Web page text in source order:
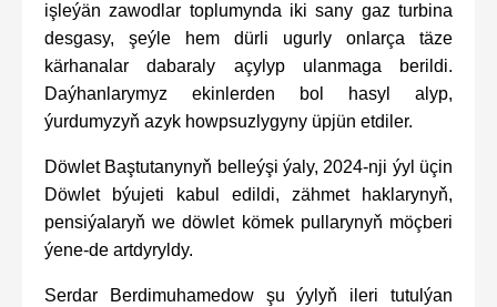
işleýän zawodlar toplumynda iki sany gaz turbina
desgasy, şeýle hem dürli ugurly onlarça täze
kärhanalar dabaraly açylyp ulanmaga berildi.
Daýhanlarymyz ekinlerden bol hasyl alyp,
ýurdumyzyň azyk howpsuzlygyny üpjün etdiler.
Döwlet Baştutanynyň belleýşi ýaly, 2024-nji ýyl üçin
Döwlet býujeti kabul edildi, zähmet haklarynyň,
pensiýalaryň we döwlet kömek pullarynyň möçberi
ýene-de artdyryldy.
Serdar Berdimuhamedow şu ýylyň ileri tutulýan